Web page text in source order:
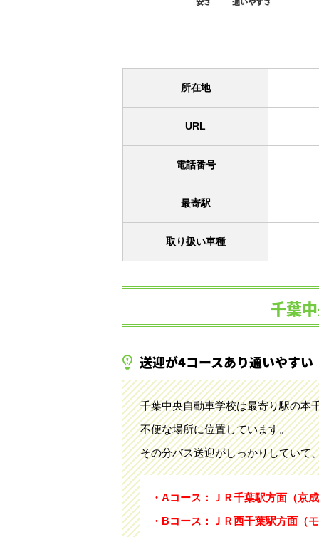
所在地
URL
電話番号
最寄駅
取り扱い車種
千葉
送迎が4コースあり通いやすい
千葉中央自動車学校は最寄り駅の本
不便な場所に位置しています。
その分バス送迎がしっかりしていて
・Aコース：ＪＲ千葉駅方面（京
・Bコース：ＪＲ西千葉駅方面（